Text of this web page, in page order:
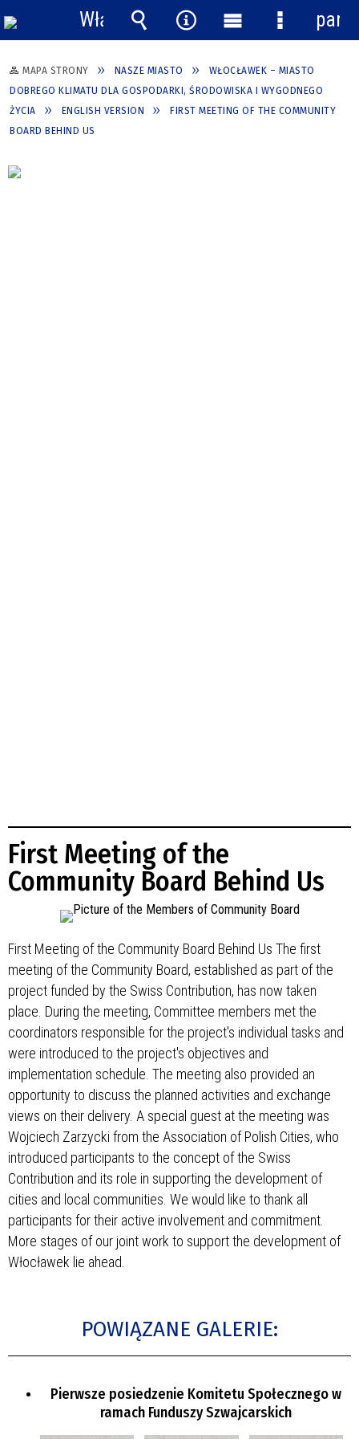
MAPA STRONY NASZE MIASTO
WŁOCŁAWEK – MIASTO
DOBREGO KLIMATU DLA GOSPODARKI, ŚRODOWISKA I WYGODNEGO
ŻYCIA
ENGLISH VERSION
FIRST MEETING OF THE COMMUNITY
BOARD BEHIND US
First Meeting of the
Community Board Behind Us
First Meeting of the Community Board Behind Us The first
meeting of the Community Board, established as part of the
project funded by the Swiss Contribution, has now taken
place. During the meeting, Committee members met the
coordinators responsible for the project's individual tasks and
were introduced to the project's objectives and
implementation schedule. The meeting also provided an
opportunity to discuss the planned activities and exchange
views on their delivery. A special guest at the meeting was
Wojciech Zarzycki from the Association of Polish Cities, who
introduced participants to the concept of the Swiss
Contribution and its role in supporting the development of
cities and local communities. We would like to thank all
participants for their active involvement and commitment.
More stages of our joint work to support the development of
Włocławek lie ahead.
POWIĄZANE GALERIE:
Pierwsze posiedzenie Komitetu Społecznego w
ramach Funduszy Szwajcarskich
Włącz
powiadomienia
Wyszukiwarka
Narzędzia
Menu
główne
Menu
panel